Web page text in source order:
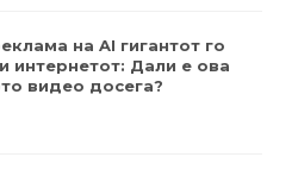
на AI гигантот го
интернетот: Дали е ова
видео досега?